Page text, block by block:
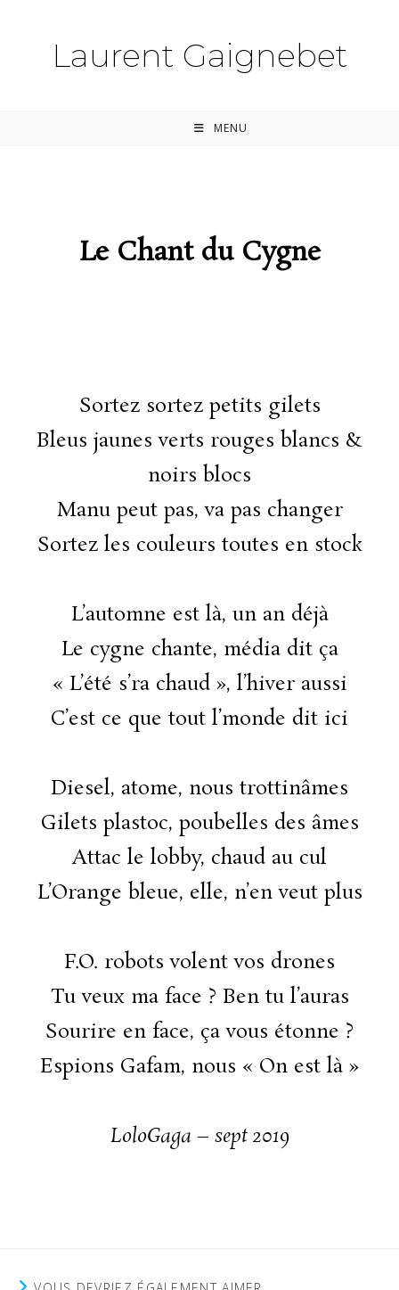
Laurent Gaignebet
MENU
Le Chant du Cygne
Sortez sortez petits gilets
Bleus jaunes verts rouges blancs &
noirs blocs
Manu peut pas, va pas changer
Sortez les couleurs toutes en stock
L’automne est là, un an déjà
Le cygne chante, média dit ça
« L’été s’ra chaud », l’hiver aussi
C’est ce que tout l’monde dit ici
Diesel, atome, nous trottinâmes
Gilets plastoc, poubelles des âmes
Attac le lobby, chaud au cul
L’Orange bleue, elle, n’en veut plus
F.O. robots volent vos drones
Tu veux ma face ? Ben tu l’auras
Sourire en face, ça vous étonne ?
Espions Gafam, nous « On est là »
LoloGaga – sept 2019